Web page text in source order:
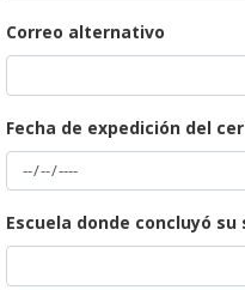
Correo alternativo
Fecha de expedición del
Escuela donde concluyó su